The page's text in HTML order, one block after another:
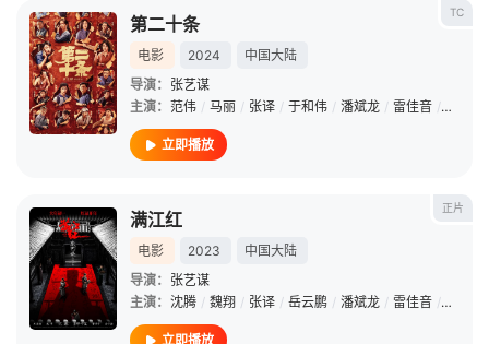
TC
第二十条
电影 2024
中国大陆
导演： 张艺谋
主演： 范伟 / 马丽 / 张译 / 于和伟 / 潘斌龙 / 雷佳音 / 张磊
立即播放
正片
满江红
电影 2023
中国大陆
导演： 张艺谋
主演： 沈腾 / 魏翔 / 张译 / 岳云鹏 / 潘斌龙 / 雷佳音 / 郭京飞
立即播放